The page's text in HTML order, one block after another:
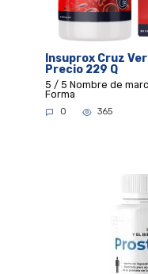
Insuprox Cruz
Precio 229 Q
5 / 5 Nombre de
Forma
0 365